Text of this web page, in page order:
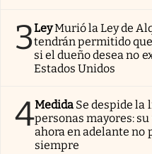
3LeyMurió la Ley de
tendrán permitido
si el dueño desea no
Estados Unidos
4Medida Se despide la
personas mayores:
ahora en adelante no
siempre